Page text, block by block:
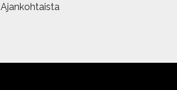
|Ajankohtaista